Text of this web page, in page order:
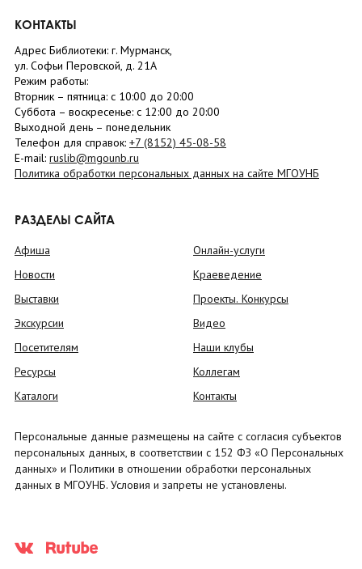
КОНТАКТЫ
Адрес Библиотеки: г. Мурманск,
ул. Софьи Перовской, д. 21А
Режим работы:
Вторник – пятница: с 10:00 до 20:00
Суббота – воскресенье: c 12:00 до 20:00
Выходной день – понедельник
Телефон для справок: +7 (8152) 45-08-58
E-mail: ruslib@mgounb.ru
Политика обработки персональных данных на сайте МГОУНБ
РАЗДЕЛЫ САЙТА
Афиша
Новости
Выставки
Экскурсии
Посетителям
Ресурсы
Каталоги
Онлайн-услуги
Краеведение
Проекты. Конкурсы
Видео
Наши клубы
Коллегам
Контакты
Персональные данные размещены на сайте с согласия субъектов
персональных данных, в соответствии с 152 ФЗ «О Персональных
данных» и Политики в отношении обработки персональных
данных в МГОУНБ. Условия и запреты не установлены.